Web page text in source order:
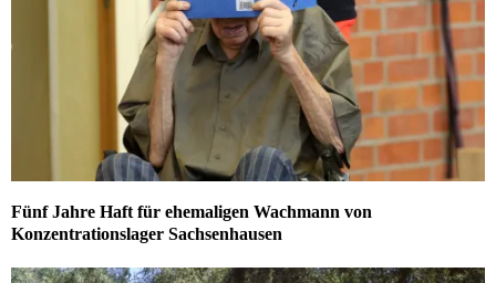
Fünf Jahre Haft für ehemaligen Wachmann von
Konzentrationslager Sachsenhausen